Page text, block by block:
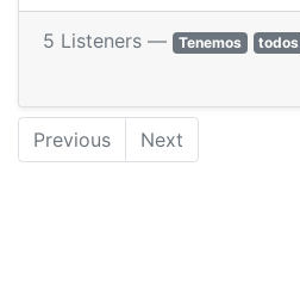
5 Listeners — Tenemos todos
Previous Next